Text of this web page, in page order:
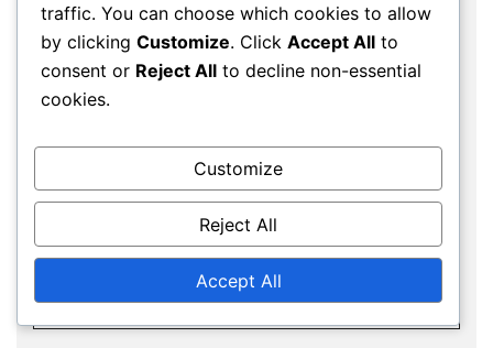
Name
Email*
Website
traffic. You can choose which cookies to allow
by clicking Customize. Click Accept All to
consent or Reject All to decline non-essential
cookies.
Customize
Reject All
Accept All